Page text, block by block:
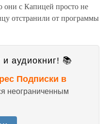
они с Капицей просто не
отстранили от программы
аудиокниг! 📚
Подписки в
неограниченным